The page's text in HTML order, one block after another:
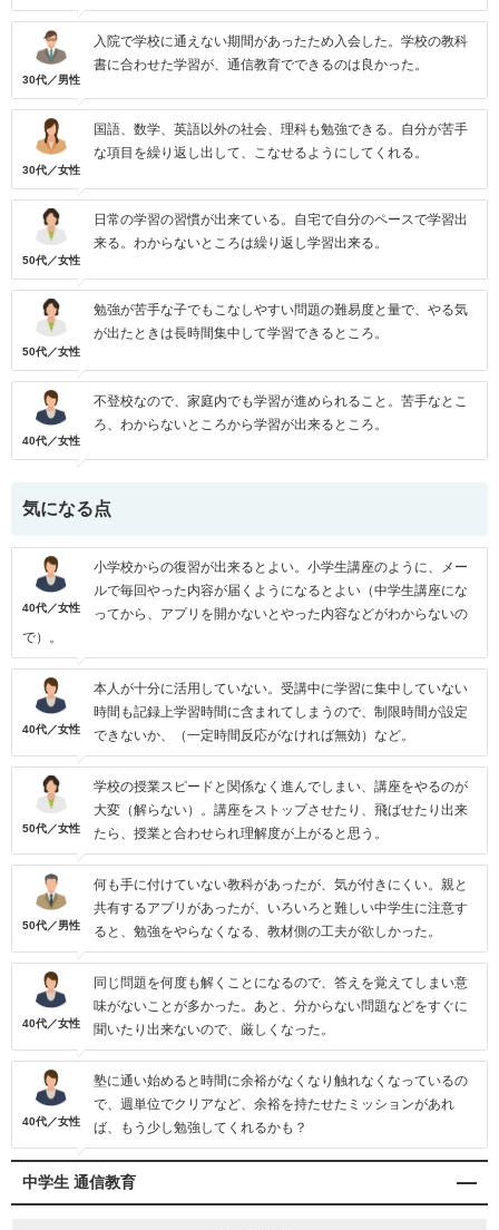
30代／男性
入院で学校に通えない期間があったため入会した。学校の教科
書に合わせた学習が、通信教育でできるのは良かった。
30代／女性
国語、数学、英語以外の社会、理科も勉強できる。自分が苦手
な項目を繰り返し出して、こなせるようにしてくれる。
50代／女性
日常の学習の習慣が出来ている。自宅で自分のペースで学習出
来る。わからないところは繰り返し学習出来る。
50代／女性
勉強が苦手な子でもこなしやすい問題の難易度と量で、やる気
が出たときは長時間集中して学習できるところ。
40代／女性
不登校なので、家庭内でも学習が進められること。苦手なとこ
ろ、わからないところから学習が出来るところ。
気になる点
40代／女性
小学校からの復習が出来るとよい。小学生講座のように、メー
ルで毎回やった内容が届くようになるとよい（中学生講座にな
ってから、アプリを開かないとやった内容などがわからないの
で）。
40代／女性
本人が十分に活用していない。受講中に学習に集中していない
時間も記録上学習時間に含まれてしまうので、制限時間が設定
できないか、（一定時間反応がなければ無効）など。
50代／女性
学校の授業スピードと関係なく進んでしまい、講座をやるのが
大変（解らない）。講座をストップさせたり、飛ばせたり出来
たら、授業と合わせられ理解度が上がると思う。
50代／男性
何も手に付けていない教科があったが、気が付きにくい。親と
共有するアプリがあったが、いろいろと難しい中学生に注意す
ると、勉強をやらなくなる、教材側の工夫が欲しかった。
40代／女性
同じ問題を何度も解くことになるので、答えを覚えてしまい意
味がないことが多かった。あと、分からない問題などをすぐに
聞いたり出来ないので、厳しくなった。
40代／女性
塾に通い始めると時間に余裕がなくなり触れなくなっているの
で、週単位でクリアなど、余裕を持たせたミッションがあれ
ば、もう少し勉強してくれるかも？
中学生 通信教育